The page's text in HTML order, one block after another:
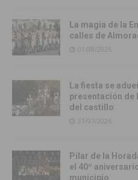
La magia de la
calles de
01/08/2026
La fiesta se
presentación de
del castillo
31/07/2026
Pilar de la
el 40º
municipio